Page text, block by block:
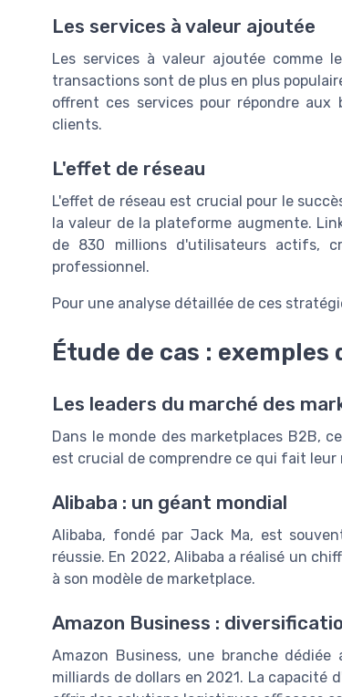
Les services à valeur ajoutée
Les services à valeur ajoutée comme
transactions sont de plus en plus
offrent ces services pour répondre
clients.
L'effet de réseau
L'effet de réseau est crucial pour le
la valeur de la plateforme augmente.
de 830 millions d'utilisateurs actifs,
professionnel.
Pour une analyse détaillée de ces
Étude de cas :
Les leaders du marché des
Dans le monde des marketplaces B2B,
est crucial de comprendre ce qui fait leur
Alibaba : un géant mondial
Alibaba, fondé par Jack Ma, est
réussie. En 2022, Alibaba a réalisé un
à son modèle de marketplace.
Amazon Business :
Amazon Business, une branche
milliards de dollars en 2021. La capacité